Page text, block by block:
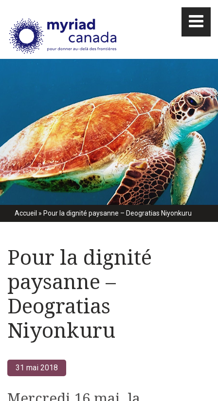
Accueil » Pour la dignité paysanne – Deogratias Niyonkuru
Pour la dignité
paysanne –
Deogratias
Niyonkuru
31 mai 2018